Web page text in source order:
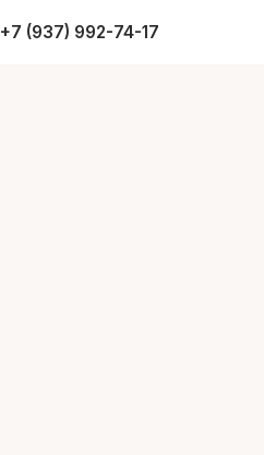
+7 (937) 992-74-17